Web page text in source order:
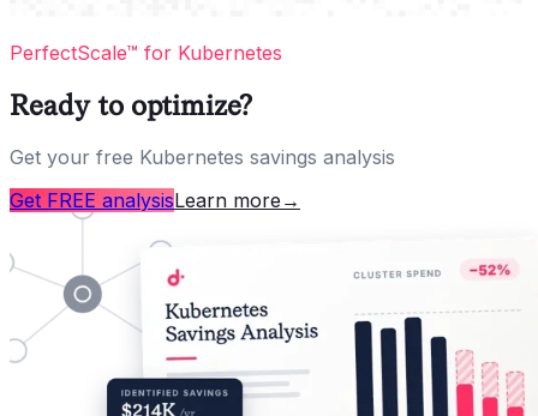
PerfectScale™ for Kubernetes
Ready to optimize?
Get your free Kubernetes savings analysis
Get FREE analysisLearn more →